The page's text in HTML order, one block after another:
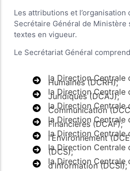
Les attributions et l’organisation
Secrétaire Général de Ministère
textes en vigueur.
Le Secrétariat Général
la Direction Centrale
Humaines (DCRH);
la Direction Centrale
Juridiques (DCAJ);
la Direction Centrale
Communication
la Direction Centrale
Financières (DCAF);
la Direction Centrale
l’Environnement
la Direction Centrale
(DCS);
la Direction Centrale
d’Information (DCSI);